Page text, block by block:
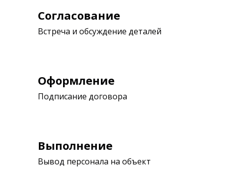
Согласование
Встреча и обсуждение деталей
Оформление
Подписание договора
Выполнение
Вывод персонала на объект